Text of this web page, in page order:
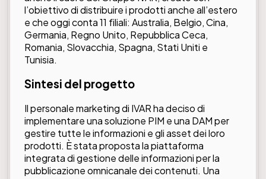
l’obiettivo di distribuire i prodotti anche all’estero
e che oggi conta 11 filiali: Australia, Belgio, Cina,
Germania, Regno Unito, Repubblica Ceca,
Romania, Slovacchia, Spagna, Stati Uniti e
Tunisia.
Sintesi del progetto
Il personale marketing di IVAR ha deciso di
implementare una soluzione PIM e una DAM per
gestire tutte le informazioni e gli asset dei loro
prodotti. È stata proposta la piattaforma
integrata di gestione delle informazioni per la
pubblicazione omnicanale dei contenuti. Una